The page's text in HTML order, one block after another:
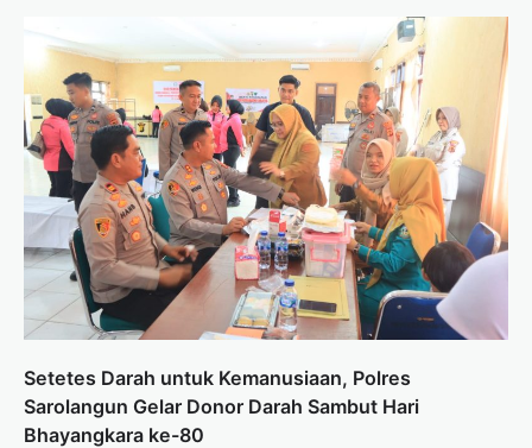
Setetes Darah untuk Kemanusiaan, Polres
Sarolangun Gelar Donor Darah Sambut Hari
Bhayangkara ke-80